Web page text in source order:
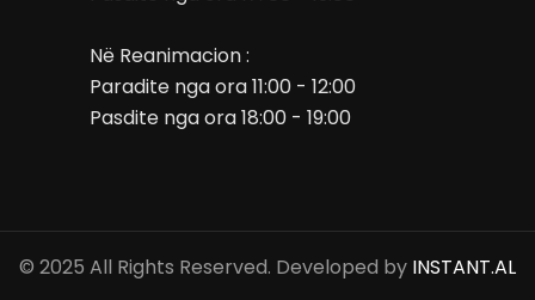
Në Reanimacion :
Paradite nga ora 11:00 - 12:00
Pasdite nga ora 18:00 - 19:00
© 2025 All Rights Reserved. Developed by INSTANT.AL